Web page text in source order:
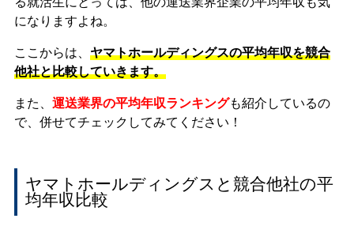
になりますよね。
ここからは、 ヤマトホールディングスの平均年収を競合
他社と比較していきます。
また、 運送業界の平均年収ランキングも紹介しているの
で、併せてチェックしてみてください！
ヤマトホールディングスと競合他社の平
均年収比較